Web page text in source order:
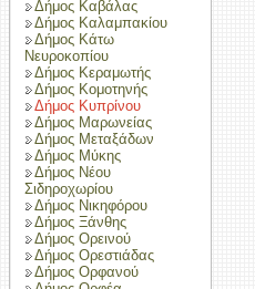
Δήμος Καβάλας
Δήμος Καλαμπακίου
Δήμος Κάτω
Νευροκοπίου
Δήμος Κεραμωτής
Δήμος Κομοτηνής
Δήμος Κυπρίνου
Δήμος Μαρωνείας
Δήμος Μεταξάδων
Δήμος Μύκης
Δήμος Νέου
Σιδηροχωρίου
Δήμος Νικηφόρου
Δήμος Ξάνθης
Δήμος Ορεινού
Δήμος Ορεστιάδας
Δήμος Ορφανού